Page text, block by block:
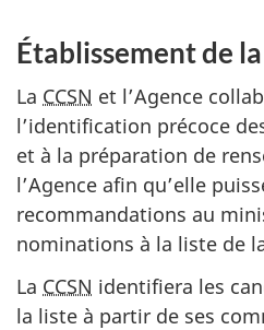
Établissement de
La CCSN et l’Agence
l’identification précoce
et à la préparation de
l’Agence afin qu’elle
recommandations au
nominations à la liste de
La CCSN identifiera les
la liste à partir de ses